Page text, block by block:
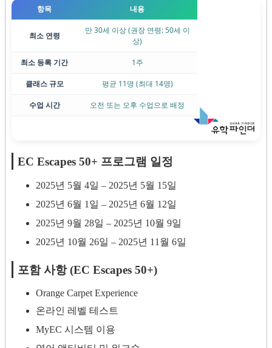
항목 내용
최소 연령
만 30세 이상 (권장 연령: 50세 이
상)
최소 등록 기간 1주
클래스 규모 평균 11명 (최대 14명)
수업 시간 오전 또는 오후 수업으로 배정
EC Escapes 50+ 프로그램 일정
2025년 5월 4일 – 2025년 5월 15일
2025년 6월 1일 – 2025년 6월 12일
2025년 9월 28일 – 2025년 10월 9일
2025년 10월 26일 – 2025년 11월 6일
포함 사항 (EC Escapes 50+)
Orange Carpet Experience
온라인 레벨 테스트
MyEC 시스템 이용